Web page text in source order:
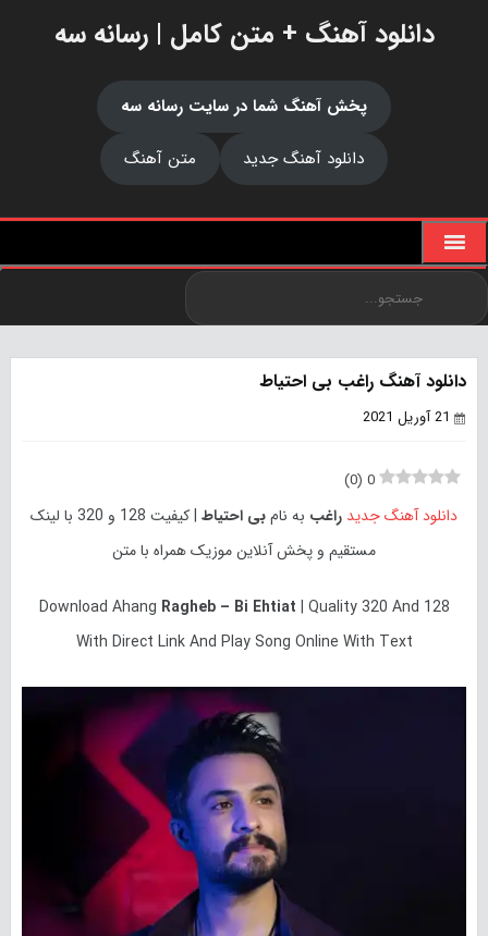
دانلود آهنگ + متن کامل | رسانه سه
پخش آهنگ شما در سایت رسانه سه
دانلود آهنگ جدید
متن آهنگ
دانلود آهنگ راغب بی احتیاط
21 آوریل 2021
0
(
0
)
دانلود آهنگ جدید راغب به نامبی احتیاط
| کیفیت 128 و 320 با لینک
مستقیم و پخش آنلاین موزیک همراه با متن
Download Ahang Ragheb – Bi Ehtiat | Quality 320 And 128
With Direct Link And Play Song Online With Text